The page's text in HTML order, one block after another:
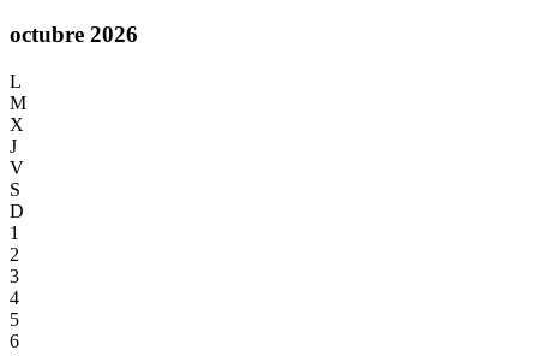
octubre 2026
L
M
X
J
V
S
D
1
2
3
4
5
6